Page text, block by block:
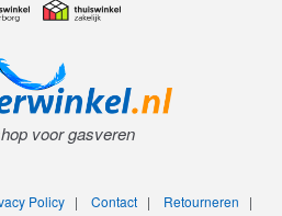
voor gasveren
Policy| Contact| Retourneren |